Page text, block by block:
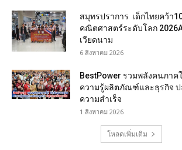
สมุทรปราการ เด็กไทยคว้า
คณิตศาสตร์ระดับโลก
เวียดนาม
6 สิงหาคม 2026
BestPower รวมพลังคนภาค
ความรู้ผลิตภัณฑ์และธุรกิจ ป
ความสำเร็จ
1 สิงหาคม 2026
โหลดเพิ่มเติม